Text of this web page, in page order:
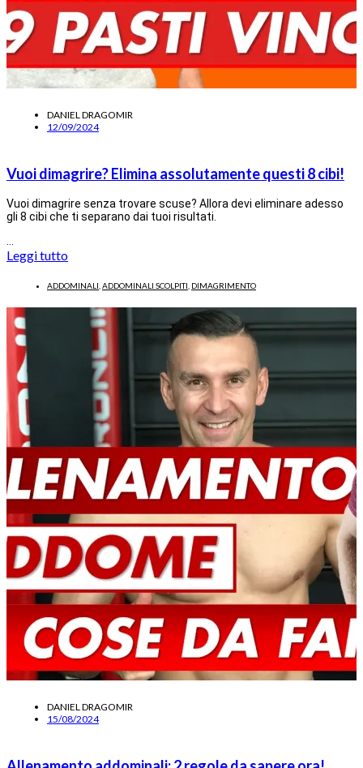
DANIEL DRAGOMIR
12/09/2024
Vuoi dimagrire? Elimina assolutamente questi 8 cibi!
Vuoi dimagrire senza trovare scuse? Allora devi eliminare adesso
gli 8 cibi che ti separano dai tuoi risultati.
Leggi tutto
ADDOMINALI ADDOMINALI SCOLPITI DIMAGRIMENTO
DANIEL DRAGOMIR
15/08/2024